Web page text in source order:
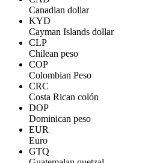
Canadian dollar
KYD
Cayman Islands dollar
CLP
Chilean peso
COP
Colombian Peso
CRC
Costa Rican colón
DOP
Dominican peso
EUR
Euro
GTQ